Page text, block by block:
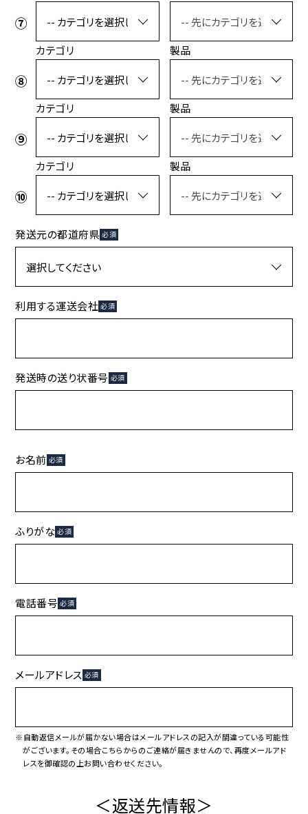
カテゴリ 製品
カテゴリ 製品
カテゴリ 製品
発送元の都道府県 必須
利用する運送会社 必須
発送時の送り状番号 必須
お名前 必須
ふりがな 必須
電話番号 必須
メールアドレス 必須
※自動返信メールが届かない場合はメールアドレスの記入が間違っている可能性
がございます。その場合こちらからのご連絡が届きませんので、再度メールアド
レスを御確認の上お問い合わせください。
＜返送先情報＞